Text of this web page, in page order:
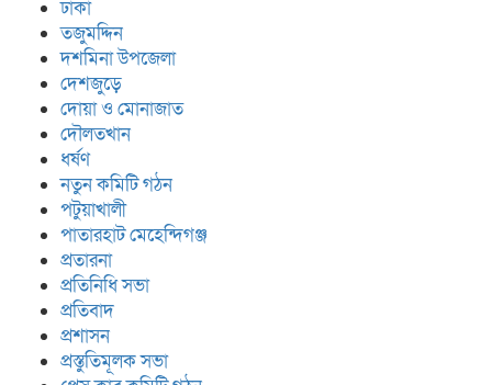
ঢাকা
তজুমদ্দিন
দশমিনা উপজেলা
দেশজুড়ে
দোয়া ও মোনাজাত
দৌলতখান
ধর্ষণ
নতুন কমিটি গঠন
পটুয়াখালী
পাতারহাট মেহেন্দিগঞ্জ
প্রতারনা
প্রতিনিধি সভা
প্রতিবাদ
প্রশাসন
প্রস্তুতিমূলক সভা